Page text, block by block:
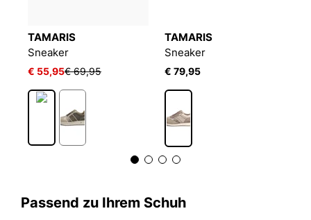
TAMARIS
Sneaker
€ 55,95€ 69,95
TAMARIS
Sneaker
€ 79,95
Passend zu Ihrem Schuh